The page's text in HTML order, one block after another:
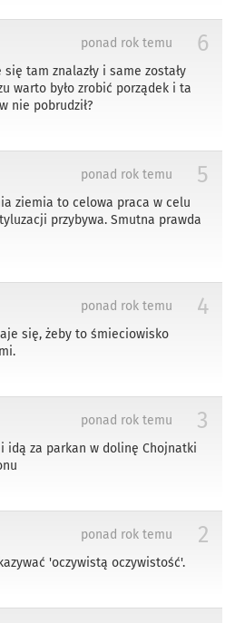
6
ponad rok temu
tam znalazły i same zostały
warto było zrobić porządek i ta
nie pobrudził?
5
ponad rok temu
ziemia to celowa praca w celu
przybywa. Smutna prawda
4
ponad rok temu
się, żeby to śmieciowisko
3
ponad rok temu
idą za parkan w dolinę Chojnatki
2
ponad rok temu
'oczywistą oczywistość'.